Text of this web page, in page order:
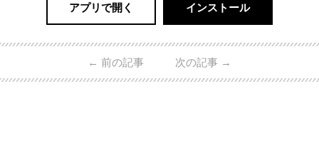
アプリで開く インストール
← 前の記事 次の記事 →